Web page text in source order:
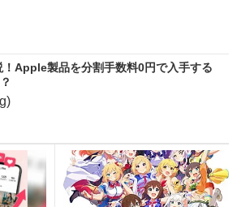
！Apple製品を分割手数料0円で入手する